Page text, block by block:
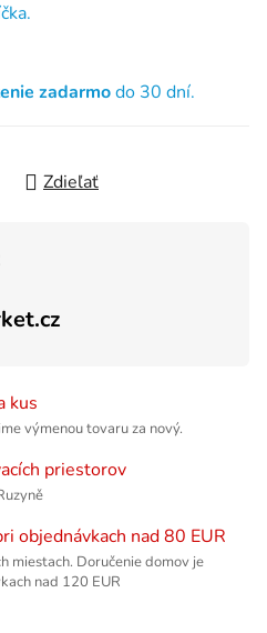
zadarmodo 30 dní.
Zdieľať
kus
výmenou tovaru za nový.
priestorov
objednávkach nad 80 EUR
miestach. Doručenie domov je
nad 120 EUR